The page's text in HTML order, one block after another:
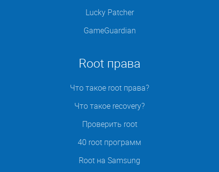
Lucky Patcher
GameGuardian
Root права
Что такое root права?
Что такое recovery?
Проверить root
40 root программ
Root на Samsung